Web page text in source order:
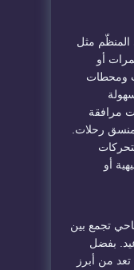
مثل
أو
ومحطات
مرافقة
رحلات.
أو
تجمع بين
بفضل
من أبرز